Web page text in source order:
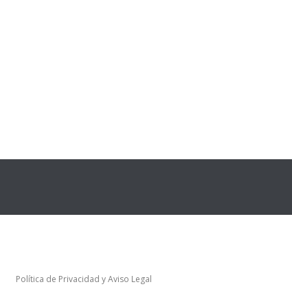
Política de Privacidad y Aviso Legal